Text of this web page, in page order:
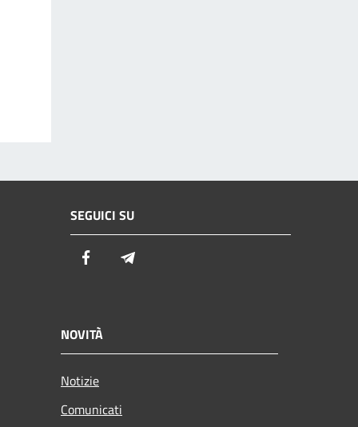
SEGUICI SU
Facebook
NOVITÀ
Notizie
Comunicati